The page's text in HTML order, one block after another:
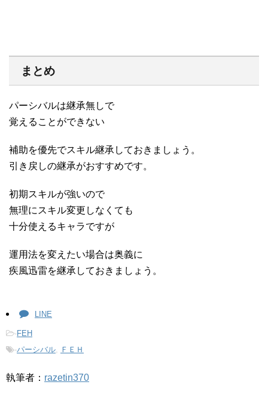
まとめ
パーシバルは継承無しで
覚えることができない
補助を優先でスキル継承しておきましょう。
引き戻しの継承がおすすめです。
初期スキルが強いので
無理にスキル変更しなくても
十分使えるキャラですが
運用法を変えたい場合は奥義に
疾風迅雷を継承しておきましょう。
LINE
-FEH
-パーシバル, ＦＥＨ
執筆者： razetin370